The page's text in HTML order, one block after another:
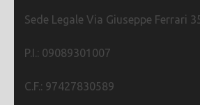
Sede Legale Via Giuseppe Ferrari
P.I.: 09089301007
C.F.: 97427830589